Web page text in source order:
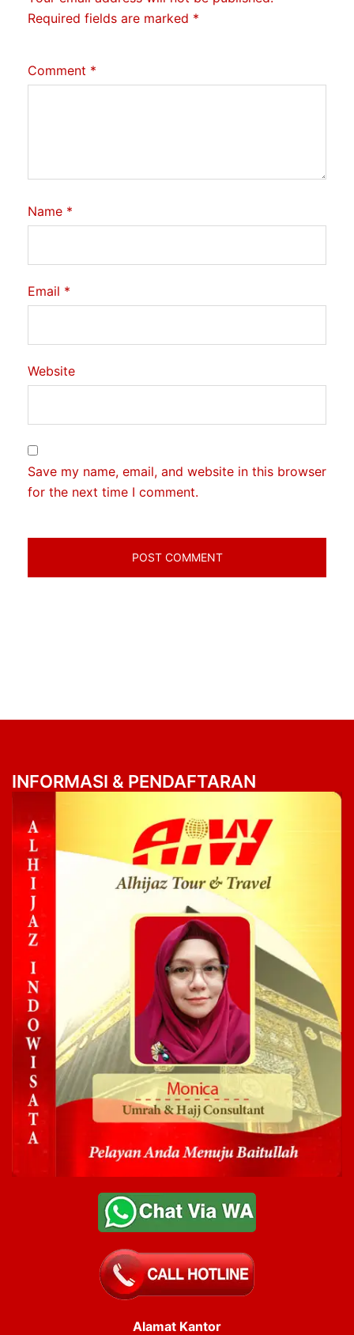
Required fields are marked *
Comment *
Name *
Email *
Website
Save my name, email, and website in this browser
for the next time I comment.
INFORMASI & PENDAFTARAN
Alamat Kantor